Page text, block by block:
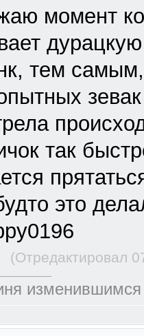
момент
тем
зевак
так
это
(Отредактировал